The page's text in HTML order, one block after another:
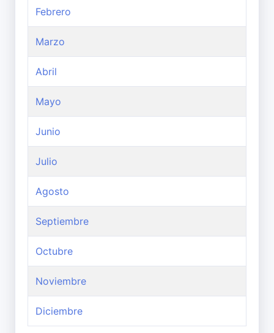
Febrero
Marzo
Abril
Mayo
Junio
Julio
Agosto
Septiembre
Octubre
Noviembre
Diciembre